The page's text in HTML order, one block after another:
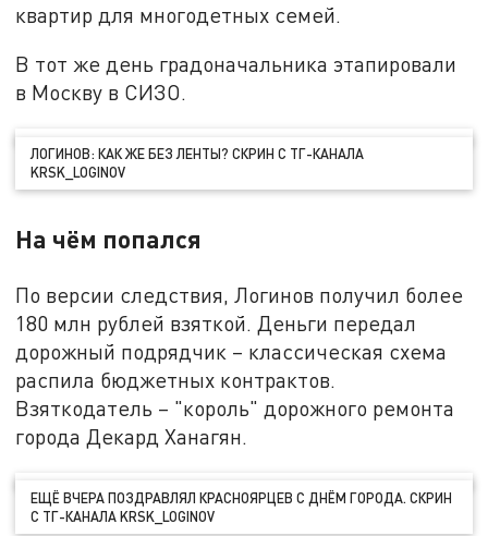
квартир для многодетных семей.
В тот же день градоначальника этапировали
в Москву в СИЗО.
ЛОГИНОВ: КАК ЖЕ БЕЗ ЛЕНТЫ? СКРИН С ТГ-КАНАЛА
KRSK_LOGINOV
На чём попался
По версии следствия, Логинов получил более
180 млн рублей взяткой. Деньги передал
дорожный подрядчик – классическая схема
распила бюджетных контрактов.
Взяткодатель – "король" дорожного ремонта
города Декард Ханагян.
ЕЩЁ ВЧЕРА ПОЗДРАВЛЯЛ КРАСНОЯРЦЕВ С ДНЁМ ГОРОДА. СКРИН
С ТГ-КАНАЛА KRSK_LOGINOV